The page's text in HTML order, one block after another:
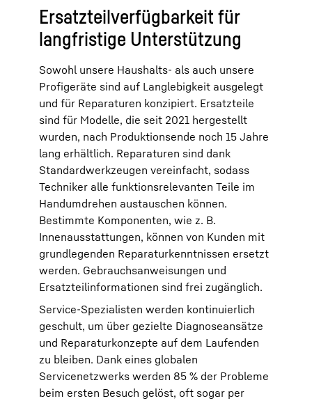
Ersatzteilverfügbarkeit für
langfristige Unterstützung
Sowohl unsere Haushalts- als auch unsere
Profigeräte sind auf Langlebigkeit ausgelegt
und für Reparaturen konzipiert. Ersatzteile
sind für Modelle, die seit 2021 hergestellt
wurden, nach Produktionsende noch 15 Jahre
lang erhältlich. Reparaturen sind dank
Standardwerkzeugen vereinfacht, sodass
Techniker alle funktionsrelevanten Teile im
Handumdrehen austauschen können.
Bestimmte Komponenten, wie z. B.
Innenausstattungen, können von Kunden mit
grundlegenden Reparaturkenntnissen ersetzt
werden. Gebrauchsanweisungen und
Ersatzteilinformationen sind frei zugänglich.
Service-Spezialisten werden kontinuierlich
geschult, um über gezielte Diagnoseansätze
und Reparaturkonzepte auf dem Laufenden
zu bleiben. Dank eines globalen
Servicenetzwerks werden 85 % der Probleme
beim ersten Besuch gelöst, oft sogar per